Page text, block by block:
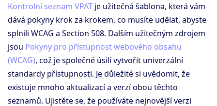
Kontrolní seznam VPAT je užitečná šablona, která vám
dává pokyny krok za krokem, co musíte udělat, abyste
splnili WCAG a Section 508. Dalším užitečným zdrojem
jsou Pokyny pro přístupnost webového obsahu
(WCAG), což je společné úsilí vytvořit univerzální
standardy přístupnosti. Je důležité si uvědomit, že
existuje mnoho aktualizací a verzí obou těchto
seznamů. Ujistěte se, že používáte nejnovější verzi